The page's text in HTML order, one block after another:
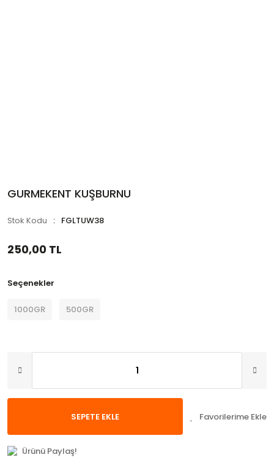
GURMEKENT KUŞBURNU
Stok Kodu FGLTUW38
250,00 TL
Seçenekler
1000GR 500GR
SEPETE EKLE
Ürünü Paylaş!